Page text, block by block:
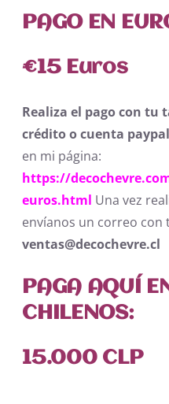
PAGO EN
€15 Euros
Realiza el pago con tu
crédito o cuenta paypal
en mi página:
https://
euros.html Una vez
envíanos un correo con
ventas@decochevre.cl
PAGA AQUÍ
CHILENOS:
15.000 CLP